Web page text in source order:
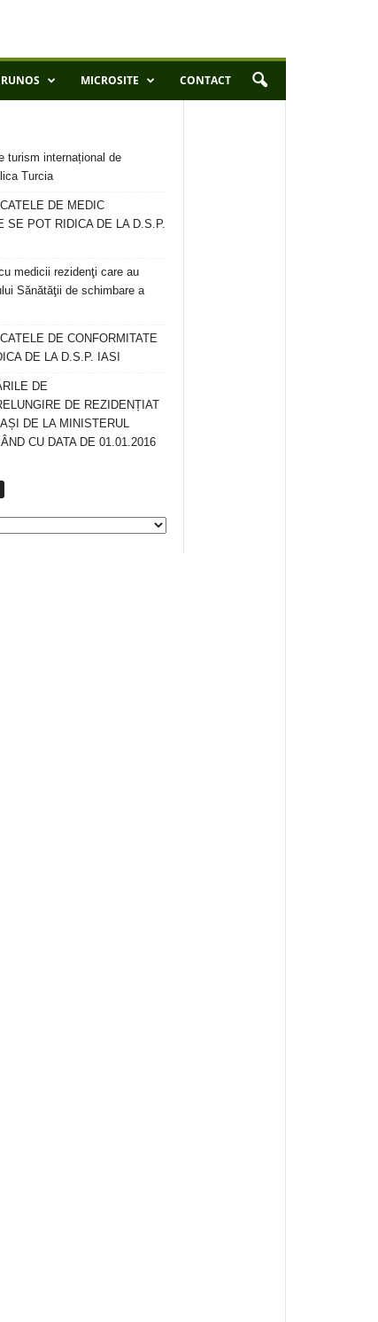
RUNOS MICROSITE CONTACT
turism internațional de
Turcia
DE MEDIC
SE POT RIDICA DE LA D.S.P.
medicii rezidenţi care au
Sănătăţii de schimbare a
DE CONFORMITATE
DE LA D.S.P. IASI
DE
DE REZIDENȚIAT
DE LA MINISTERUL
CU DATA DE 01.01.2016